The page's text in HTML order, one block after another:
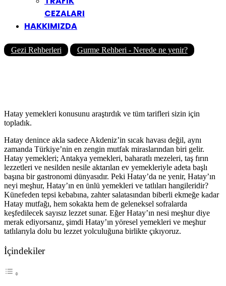
CEZALARI
HAKKIMIZDA
Gezi Rehberleri Gurme Rehberi - Nerede ne yenir?
Hatay yemekleri konusunu araştırdık ve tüm tarifleri sizin için
topladık.
Hatay denince akla sadece Akdeniz’in sıcak havası değil, aynı
zamanda Türkiye’nin en zengin mutfak miraslarından biri gelir.
Hatay yemekleri; Antakya yemekleri, baharatlı mezeleri, taş fırın
lezzetleri ve nesilden nesile aktarılan ev yemekleriyle adeta başlı
başına bir gastronomi dünyasıdır. Peki Hatay’da ne yenir, Hatay’ın
neyi meşhur, Hatay’ın en ünlü yemekleri ve tatlıları hangileridir?
Künefeden tepsi kebabına, zahter salatasından biberli ekmeğe kadar
Hatay mutfağı, hem sokakta hem de geleneksel sofralarda
keşfedilecek sayısız lezzet sunar. Eğer Hatay’ın nesi meşhur diye
merak ediyorsanız, şimdi Hatay’ın yöresel yemekleri ve meşhur
tatlılarıyla dolu bu lezzet yolculuğuna birlikte çıkıyoruz.
İçindekiler